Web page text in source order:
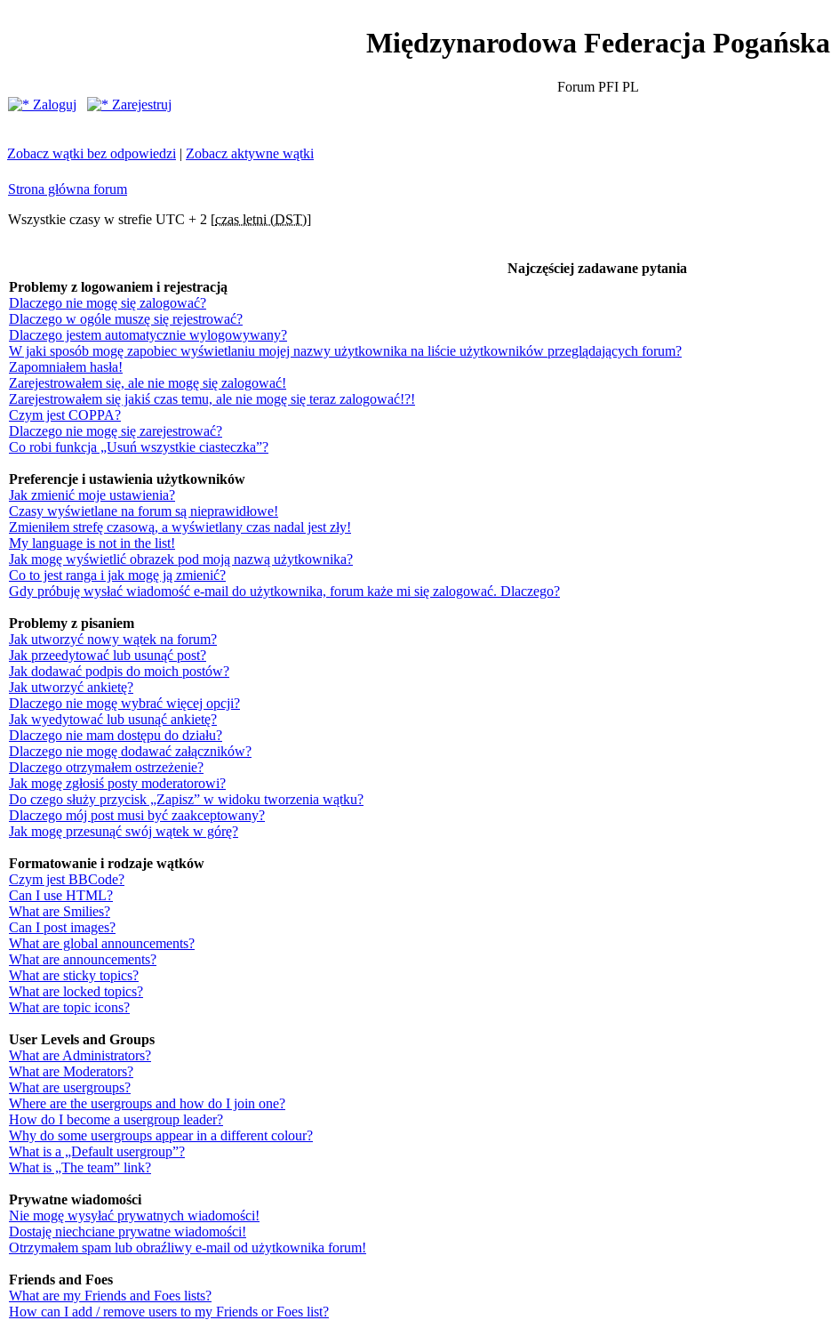
Międzynarodowa Federacja Pogańska
Forum PFI PL
Zaloguj
Zarejestruj
Zobacz wątki bez odpowiedzi | Zobacz aktywne wątki
Strona główna forum
Wszystkie czasy w strefie UTC + 2 [czas letni (DST)]
Najczęściej zadawane pytania
Problemy z logowaniem i rejestracją
Dlaczego nie mogę się zalogować?
Dlaczego w ogóle muszę się rejestrować?
Dlaczego jestem automatycznie wylogowywany?
W jaki sposób mogę zapobiec wyświetlaniu mojej nazwy użytkownika na liście użytkowników przeglądających forum?
Zapomniałem hasła!
Zarejestrowałem się, ale nie mogę się zalogować!
Zarejestrowałem się jakiś czas temu, ale nie mogę się teraz zalogować!?!
Czym jest COPPA?
Dlaczego nie mogę się zarejestrować?
Co robi funkcja „Usuń wszystkie ciasteczka”?
Preferencje i ustawienia użytkowników
Jak zmienić moje ustawienia?
Czasy wyświetlane na forum są nieprawidłowe!
Zmieniłem strefę czasową, a wyświetlany czas nadal jest zły!
My language is not in the list!
Jak mogę wyświetlić obrazek pod moją nazwą użytkownika?
Co to jest ranga i jak mogę ją zmienić?
Gdy próbuję wysłać wiadomość e-mail do użytkownika, forum każe mi się zalogować. Dlaczego?
Problemy z pisaniem
Jak utworzyć nowy wątek na forum?
Jak przeedytować lub usunąć post?
Jak dodawać podpis do moich postów?
Jak utworzyć ankietę?
Dlaczego nie mogę wybrać więcej opcji?
Jak wyedytować lub usunąć ankietę?
Dlaczego nie mam dostępu do działu?
Dlaczego nie mogę dodawać załączników?
Dlaczego otrzymałem ostrzeżenie?
Jak mogę zgłosiś posty moderatorowi?
Do czego służy przycisk „Zapisz” w widoku tworzenia wątku?
Dlaczego mój post musi być zaakceptowany?
Jak mogę przesunąć swój wątek w górę?
Formatowanie i rodzaje wątków
Czym jest BBCode?
Can I use HTML?
What are Smilies?
Can I post images?
What are global announcements?
What are announcements?
What are sticky topics?
What are locked topics?
What are topic icons?
User Levels and Groups
What are Administrators?
What are Moderators?
What are usergroups?
Where are the usergroups and how do I join one?
How do I become a usergroup leader?
Why do some usergroups appear in a different colour?
What is a „Default usergroup”?
What is „The team” link?
Prywatne wiadomości
Nie mogę wysyłać prywatnych wiadomości!
Dostaję niechciane prywatne wiadomości!
Otrzymałem spam lub obraźliwy e-mail od użytkownika forum!
Friends and Foes
What are my Friends and Foes lists?
How can I add / remove users to my Friends or Foes list?